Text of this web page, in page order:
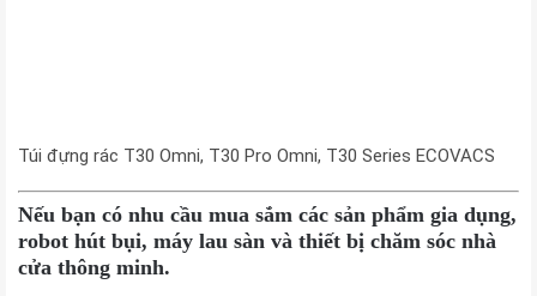
Túi đựng rác T30 Omni, T30 Pro Omni, T30 Series ECOVACS
Nếu bạn có nhu cầu mua sắm các sản phẩm gia dụng,
robot hút bụi, máy lau sàn và thiết bị chăm sóc nhà
cửa thông minh.